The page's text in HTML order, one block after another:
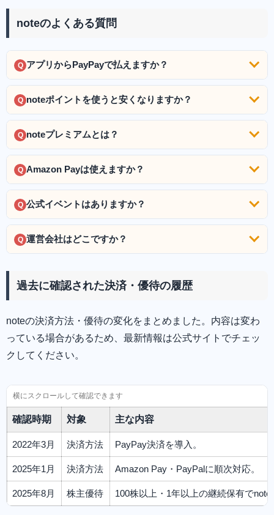
noteのよくある質問
Q アプリからPayPayで払えますか？
Q noteポイントを使うと安くなりますか？
Q noteプレミアムとは？
Q Amazon Payは使えますか？
Q 公式イベントはありますか？
Q 運営会社はどこですか？
過去に確認された決済・優待の履歴
noteの決済方法・優待の変化をまとめました。内容は変わ
っている場合があるため、最新情報は公式サイトでチェッ
クしてください。
確認時期 対象 主な内容
2022年3月 決済方法 PayPay決済を導入。
2025年1月 決済方法 Amazon Pay・PayPalに順次対応。
2025年8月 株主優待 100株以上・1年以上の継続保有で